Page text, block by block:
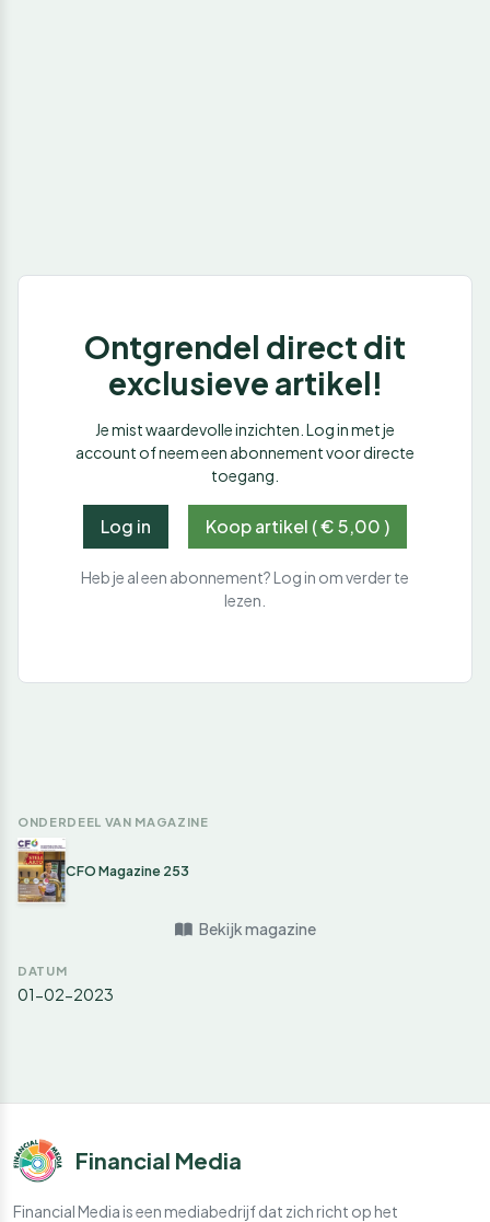
Ontgrendel direct dit
exclusieve artikel!
Je mist waardevolle inzichten. Log in met je
account of neem een abonnement voor directe
toegang.
Log in Koop artikel ( € 5,00 )
Heb je al een abonnement? Log in om verder te
lezen.
ONDERDEEL VAN MAGAZINE
CFO Magazine 253
Bekijk magazine
DATUM
01-02-2023
Financial Media
Financial Media is een mediabedrijf dat zich richt op het